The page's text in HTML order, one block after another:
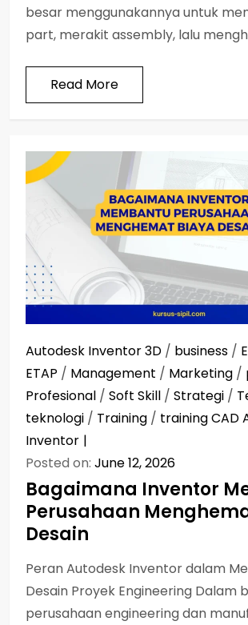
besar menggunakannya untuk
part, merakit assembly, lalu
Read More
Autodesk Inventor 3D / business /
ETAP / Management / Marketing /
Profesional / Soft Skill / Strategi /
teknologi / Training / training CAD
Inventor
Posted on: June 12, 2026
Bagaimana Inventor
Perusahaan
Desain
Peran Autodesk Inventor dalam
Desain Proyek Engineering Dalam
perusahaan engineering dan